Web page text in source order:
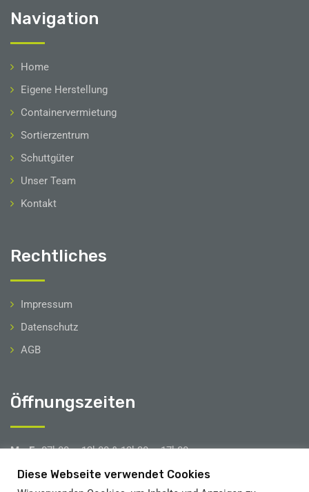
Navigation
Home
Eigene Herstellung
Containervermietung
Sortierzentrum
Schuttgüter
Unser Team
Kontakt
Rechtliches
Impressum
Datenschutz
AGB
Öffnungszeiten
Mo-Fr07h00 – 12h00 & 12h30 – 17h00
Sa08h00 – 12h00
Diese Webseite verwendet Cookies